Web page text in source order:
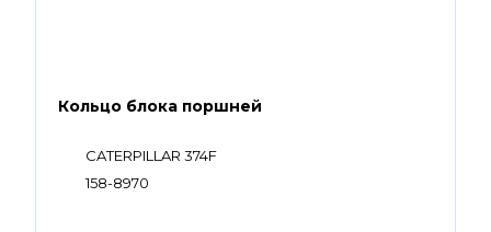
Кольцо блока поршней
CATERPILLAR 374F
158-8970